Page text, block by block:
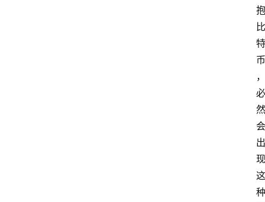
抱
比
特
币
，
必
然
会
出
现
这
种